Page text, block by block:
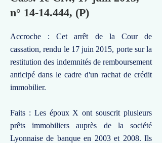
n° 14-14.444, (P)
Accroche : Cet arrêt de la Cour de
cassation, rendu le 17 juin 2015, porte sur la
restitution des indemnités de remboursement
anticipé dans le cadre d'un rachat de crédit
immobilier.
Faits : Les époux X ont souscrit plusieurs
prêts immobiliers auprès de la société
Lyonnaise de banque en 2003 et 2008. Ils